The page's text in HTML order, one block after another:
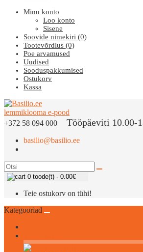
Minu konto
Loo konto
Sisene
Soovide nimekiri (0)
Tootevõrdlus (0)
Poe arvamused
Uudised
Sooduspakkumised
Ostukorv
Kassa
+372 58 094 000 Tööpäeviti 10.00-
basilio@basilio.ee
0 toode(t) - 0.00€
Teie ostukorv on tühi!
Kategooriad